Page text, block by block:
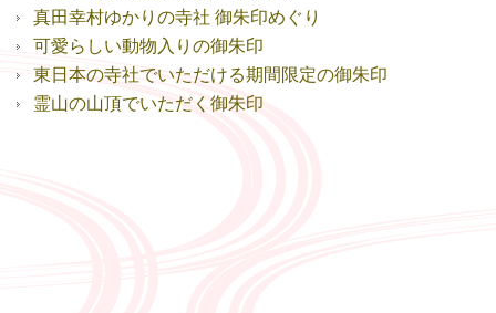
真田幸村ゆかりの寺社 御朱印めぐり
可愛らしい動物入りの御朱印
東日本の寺社でいただける期間限定の御朱印
霊山の山頂でいただく御朱印